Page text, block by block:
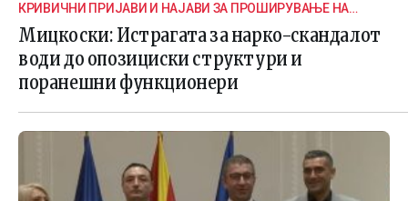
КРИВИЧНИ ПРИЈАВИ И НАЈАВИ ЗА ПРОШИРУВАЊЕ НА
ИСТРАГАТА
Мицкоски: Истрагата за нарко-скандалот
води до опозициски структури и
поранешни функционери